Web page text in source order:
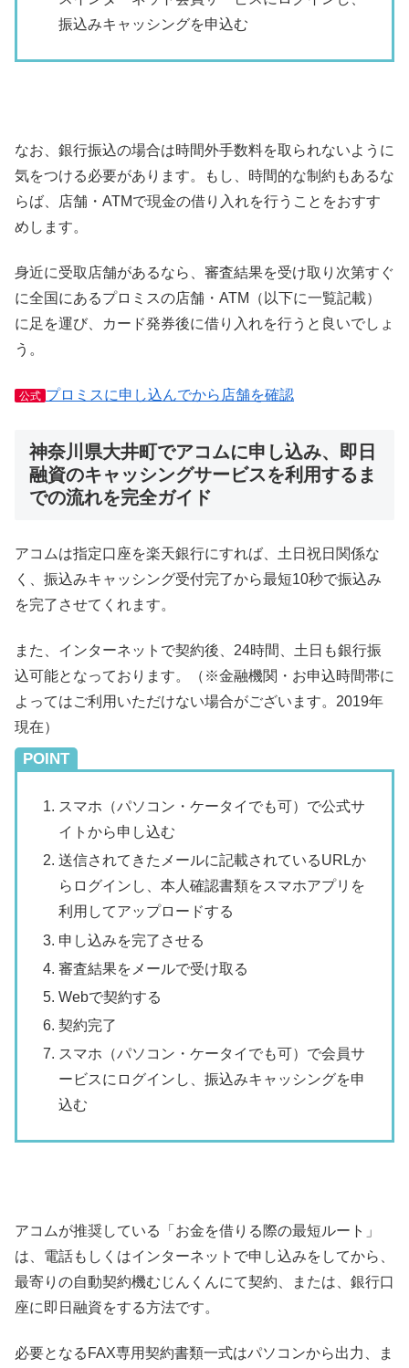
振込みキャッシングを申込む
なお、銀行振込の場合は時間外手数料を取られないように
気をつける必要があります。もし、時間的な制約もあるな
らば、店舗・ATMで現金の借り入れを行うことをおすす
めします。
身近に受取店舗があるなら、審査結果を受け取り次第すぐ
に全国にあるプロミスの店舗・ATM（以下に一覧記載）
に足を運び、カード発券後に借り入れを行うと良いでしょ
う。
公式 プロミスに申し込んでから店舗を確認
神奈川県大井町でアコムに申し込み、即日
融資のキャッシングサービスを利用するま
での流れを完全ガイド
アコムは指定口座を楽天銀行にすれば、土日祝日関係な
く、振込みキャッシング受付完了から最短10秒で振込み
を完了させてくれます。
また、インターネットで契約後、24時間、土日も銀行振
込可能となっております。（※金融機関・お申込時間帯に
よってはご利用いただけない場合がございます。2019年
現在）
POINT
スマホ（パソコン・ケータイでも可）で公式サ
イトから申し込む
送信されてきたメールに記載されているURLか
らログインし、本人確認書類をスマホアプリを
利用してアップロードする
申し込みを完了させる
審査結果をメールで受け取る
Webで契約する
契約完了
スマホ（パソコン・ケータイでも可）で会員サ
ービスにログインし、振込みキャッシングを申
込む
アコムが推奨している「お金を借りる際の最短ルート」
は、電話もしくはインターネットで申し込みをしてから、
最寄りの自動契約機むじんくんにて契約、または、銀行口
座に即日融資をする方法です。
必要となるFAX専用契約書類一式はパソコンから出力、ま